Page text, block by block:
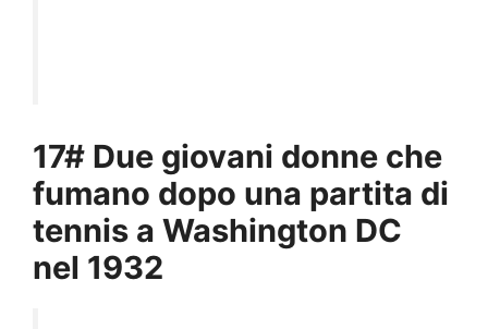
17# Due giovani donne che
fumano dopo una partita di
tennis a Washington DC
nel 1932